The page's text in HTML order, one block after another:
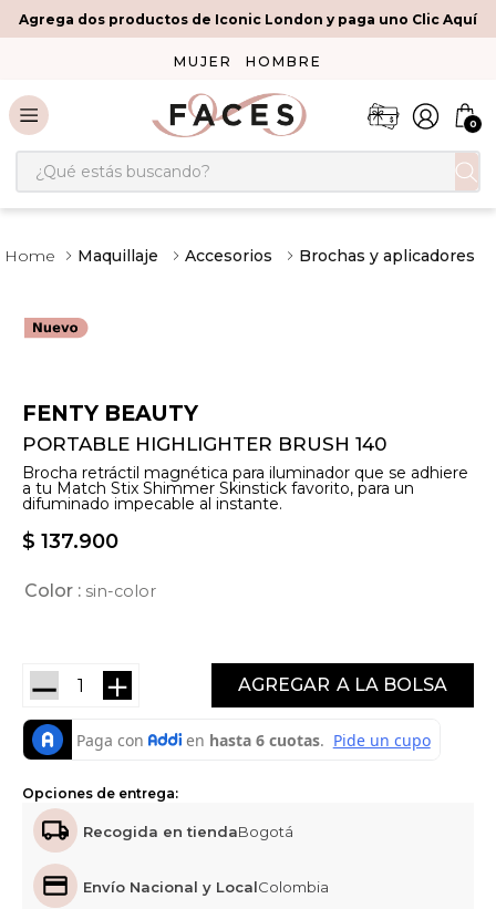
Agrega dos productos de Iconic London y paga uno Clic Aquí
MUJER HOMBRE
0
¿Qué estás buscando?
Maquillaje Accesorios Brochas y aplicadores
FENTY BEAUTY
PORTABLE HIGHLIGHTER BRUSH 140
Brocha retráctil magnética para iluminador que se adhiere
a tu Match Stix Shimmer Skinstick favorito, para un
difuminado impecable al instante.
$ 137.900
Color sin-color
＋
－ AGREGAR
Opciones de entrega:
Recogida en tiendaBogotá
Envío Nacional y LocalColombia